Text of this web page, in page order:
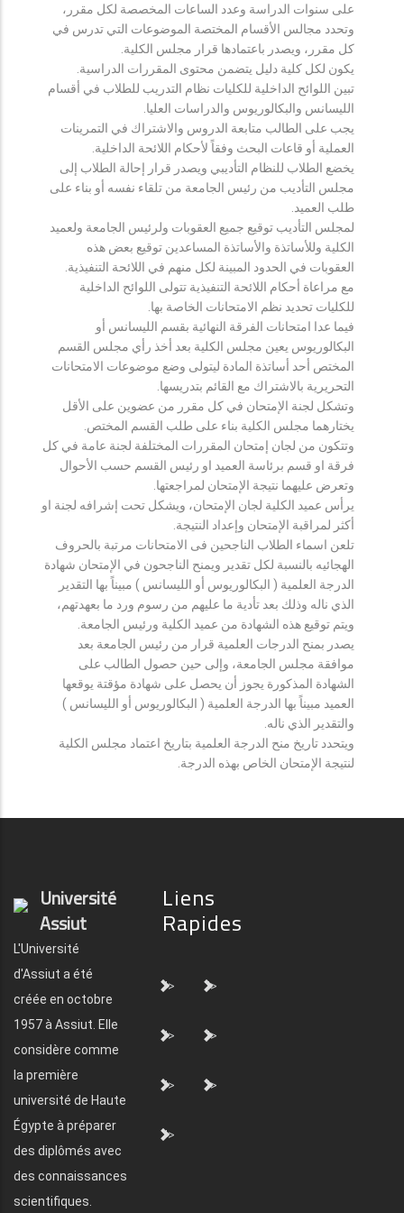
على سنوات الدراسة وعدد الساعات المخصصة لكل مقرر،
وتحدد مجالس الأقسام المختصة الموضوعات التي تدرس في
كل مقرر، ويصدر باعتمادها قرار مجلس الكلية.
يكون لكل كلية دليل يتضمن محتوى المقررات الدراسية.
تبين اللوائح الداخلية للكليات نظام التدريب للطلاب في أقسام
الليسانس والبكالوريوس والدراسات العليا.
يجب على الطالب متابعة الدروس والاشتراك في التمرينات
العملية أو قاعات البحث وفقاً لأحكام اللائحة الداخلية.
يخضع الطلاب للنظام التأديبي ويصدر قرار إحالة الطلاب إلى
مجلس التأديب من رئيس الجامعة من تلقاء نفسه أو بناء على
طلب العميد.
لمجلس التأديب توقيع جميع العقوبات ولرئيس الجامعة ولعميد
الكلية وللأساتذة والأساتذة المساعدين توقيع بعض هذه
العقوبات في الحدود المبينة لكل منهم في اللائحة التنفيذية.
مع مراعاة أحكام اللائحة التنفيذية تتولى اللوائح الداخلية
للكليات تحديد نظم الامتحانات الخاصة بها.
فيما عدا امتحانات الفرقة النهائية بقسم الليسانس أو
البكالوريوس يعين مجلس الكلية بعد أخذ رأي مجلس القسم
المختص أحد أساتذة المادة ليتولى وضع موضوعات الامتحانات
التحريرية بالاشتراك مع القائم بتدريسها.
وتشكل لجنة الإمتحان في كل مقرر من عضوين على الأقل
يختارهما مجلس الكلية بناء على طلب القسم المختص.
وتتكون من لجان إمتحان المقررات المختلفة لجنة عامة في كل
فرقة او قسم برئاسة العميد او رئيس القسم حسب الأحوال
وتعرض عليهما نتيجة الإمتحان لمراجعتها.
يرأس عميد الكلية لجان الإمتحان، ويشكل تحت إشرافه لجنة او
أكثر لمراقبة الإمتحان وإعداد النتيجة.
تلعن اسماء الطلاب الناجحين فى الامتحانات مرتبة بالحروف
الهجائيه بالنسبة لكل تقدير ويمنح الناجحون في الإمتحان شهادة
الدرجة العلمية ( البكالوريوس أو الليسانس ) مبيناً بها التقدير
الذي ناله وذلك بعد تأدية ما عليهم من رسوم ورد ما بعهدتهم،
ويتم توقيع هذه الشهادة من عميد الكلية ورئيس الجامعة.
يصدر بمنح الدرجات العلمية قرار من رئيس الجامعة بعد
موافقة مجلس الجامعة، وإلى حين حصول الطالب على
الشهادة المذكورة يجوز أن يحصل على شهادة مؤقتة يوقعها
العميد مبيناً بها الدرجة العلمية ( البكالوريوس أو الليسانس )
والتقدير الذي ناله.
ويتحدد تاريخ منح الدرجة العلمية بتاريخ اعتماد مجلس الكلية
لنتيجة الإمتحان الخاص بهذه الدرجة.
Université
Assiut
L'Université
d'Assiut a été
créée en octobre
1957 à Assiut. Elle
considère comme
la première
université de Haute
Égypte à préparer
des diplômés avec
des connaissances
scientifiques.
Liens
Rapides
"> ">
"> ">
"> ">
">